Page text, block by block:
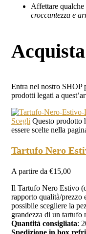
Affettare
croccantezza e
Entra nel nostro SHOP
prodotti legati a
Scegli Questo prodotto
essere scelte nella
Tartufo Nero
A partire da €15,00
Il Tartufo Nero Estivo
rapporto qualità/prezzo
possibile scegliere la
grandezza di un tartufo
Quantità consigliata:
Spedizione in box